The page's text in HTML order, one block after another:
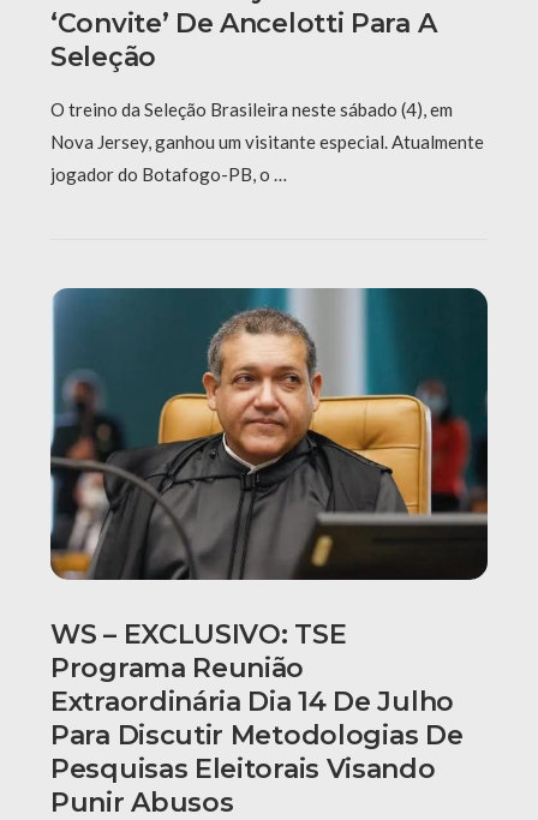
‘convite’ De Ancelotti Para A
Seleção
O treino da Seleção Brasileira neste sábado (4), em
Nova Jersey, ganhou um visitante especial. Atualmente
jogador do Botafogo-PB, o …
WS – EXCLUSIVO: TSE
Programa Reunião
Extraordinária Dia 14 De Julho
Para Discutir Metodologias De
Pesquisas Eleitorais Visando
Punir Abusos